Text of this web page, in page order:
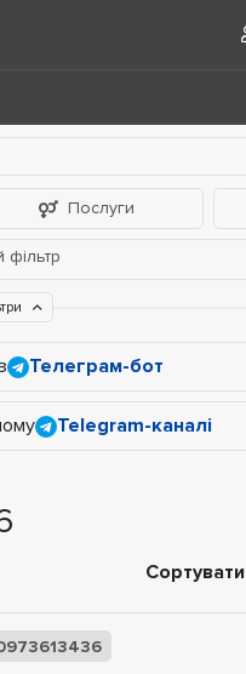
Послуги
Телеграм-бот
Telegram-каналі
Сортувати